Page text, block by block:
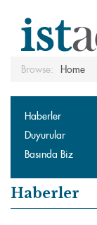
Browse: Home
Haberler
Duyurular
Basında Biz
Haberler